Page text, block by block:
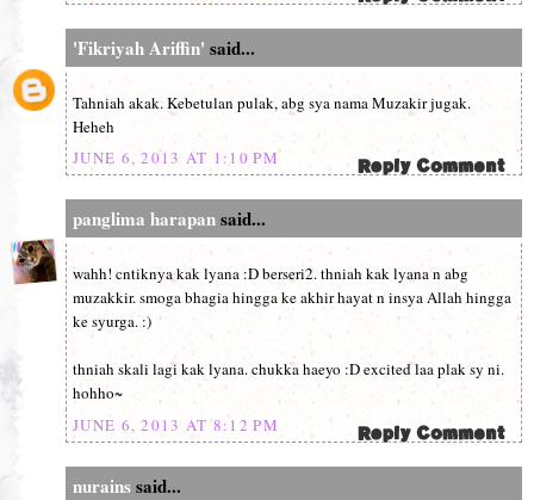
'Fikriyah Ariffin' said...
Tahniah akak. Kebetulan pulak, abg sya nama Muzakir jugak.
Heheh
JUNE 6, 2013 AT 1:10 PM
panglima harapansaid...
wahh! cntiknya kak lyana :D berseri2. thniah kak lyana n abg
muzakkir. smoga bhagia hingga ke akhir hayat n insya Allah hingga
ke syurga. :)
thniah skali lagi kak lyana. chukka haeyo :D excited laa plak sy ni.
hohho~
JUNE 6, 2013 AT 8:12 PM
nurainssaid...